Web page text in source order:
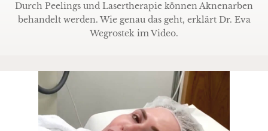
Durch Peelings und Lasertherapie können Aknenarben
behandelt werden. Wie genau das geht, erklärt Dr. Eva
Wegrostek im Video.